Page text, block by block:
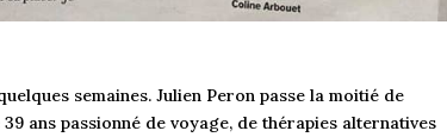
semaines. Julien Peron passe la moitié de
ans passionné de voyage, de thérapies alternatives